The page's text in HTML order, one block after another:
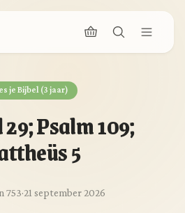
je Bijbel (3 jaar)
29; Psalm 109;
5
753·21 september 2026